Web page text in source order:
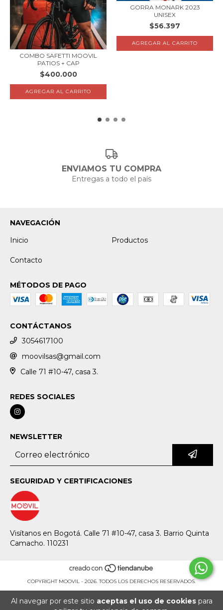
Al navegar por este sitio aceptas el uso de cookiespara
COMBO SAFETTI MOOVIL
PATIOS + CAP
$400.000
GORRA MONARK 2023
UNISEX
$56.397
ENVIAMOS TU COMPRA
Entregas a todo el país
NAVEGACIÓN
Inicio
Productos
Contacto
MÉTODOS DE PAGO
CONTÁCTANOS
3054617100
moovilsas@gmail.com
Calle 71 #10-47, casa 3.
REDES SOCIALES
NEWSLETTER
SEGURIDAD Y CERTIFICACIONES
Visítanos en Bogotá. Calle 71 #10-47, casa 3. Barrio Quinta
Camacho. 110231
COPYRIGHT MOOVIL - 2026. TODOS LOS DERECHOS RESERVADOS.